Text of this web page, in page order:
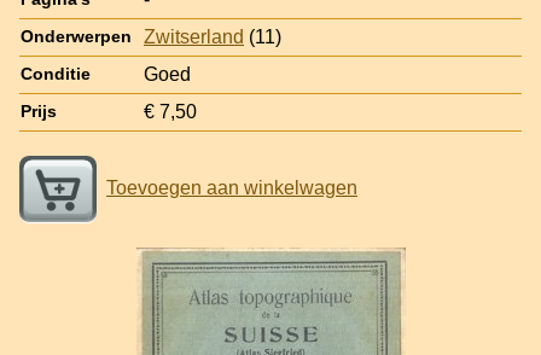
Onderwerpen Zwitserland (11)
Conditie Goed
Prijs € 7,50
Toevoegen aan winkelwagen